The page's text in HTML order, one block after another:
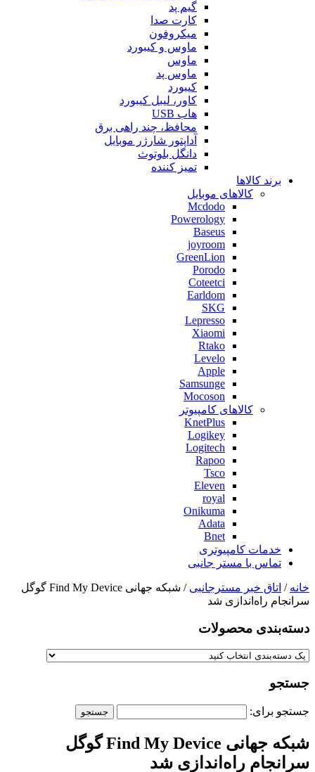
گیم پد
کارت صدا
میکروفون
ماوس و کیبورد
ماوس
ماوس پد
کیبورد
کاور، لیبل کیبورد
هاب USB
محافظ، چند راهی برق
آداپتور شارژر موبایل
دانگل بلوتوث
تمیز کننده
برند کالاها
کالاهای موبایل
Mcdodo
Powerology
Baseus
joyroom
GreenLion
Porodo
Coteetci
Earldom
SKG
Lepresso
Xiaomi
Rtako
Levelo
Apple
Samsunge
Mocoson
کالاهای کامپیوتر
KnetPlus
Logikey
Logitech
Rapoo
Tsco
Eleven
royal
Onikuma
Adata
Bnet
خدمات کامپیوتری
تماس با مستر جانبی
خانه / اتاق خبر مسترجانبی
/ شبکه جهانی Find My Device گوگل
سرانجام راه‌اندازی شد
دسته‌بندی‌ محصولات
جستجو
جستجو برای:
شبکه جهانی Find My Device گوگل
سرانجام راه‌اندازی شد